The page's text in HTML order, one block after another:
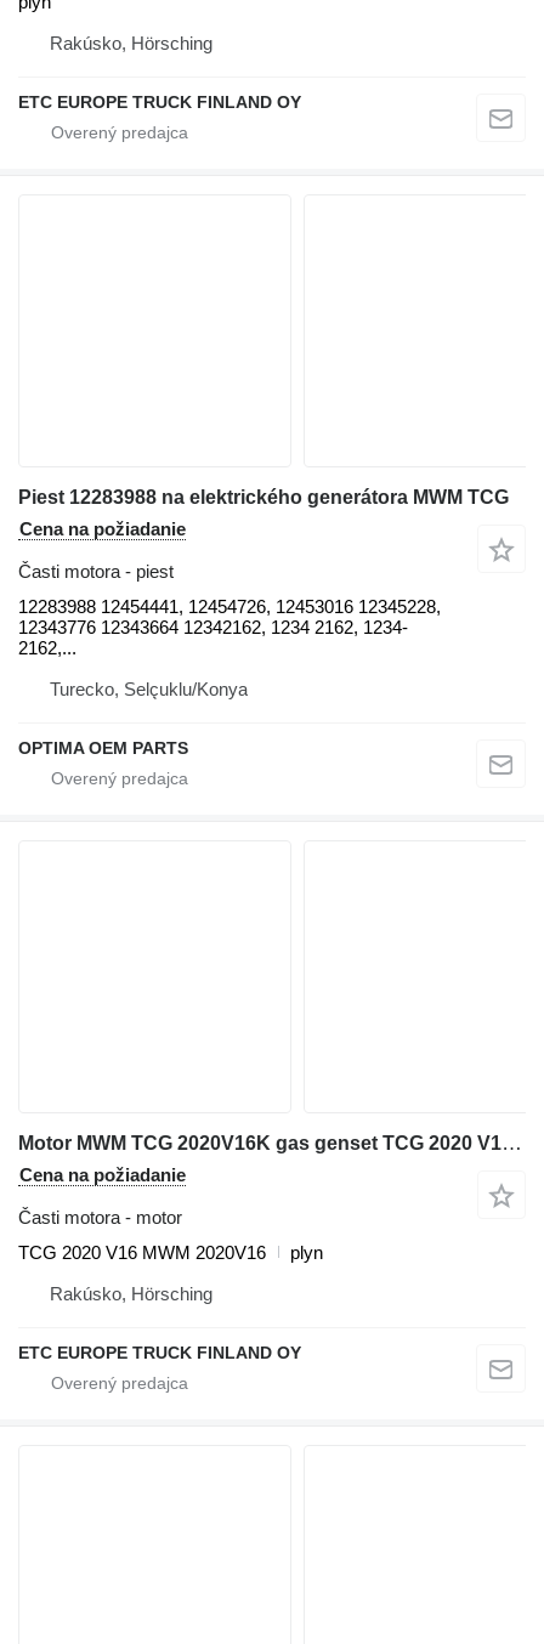
Rakúsko, Hörsching
ETC EUROPE TRUCK FINLAND OY
Piest 12283988 na elektrického generátora MWM TCG
Cena na požiadanie
Časti motora - piest
12283988 12454441, 12454726, 12453016 12345228,
12343776 12343664 12342162, 1234 2162, 1234-
2162,...
Turecko, Selçuklu/Konya
OPTIMA OEM PARTS
Motor MWM TCG 2020V16K gas genset TCG 2020 V16 na Deutz MWM TCG 2020V16K gas
Cena na požiadanie
Časti motora - motor
TCG 2020 V16 MWM 2020V16
plyn
Rakúsko, Hörsching
ETC EUROPE TRUCK FINLAND OY